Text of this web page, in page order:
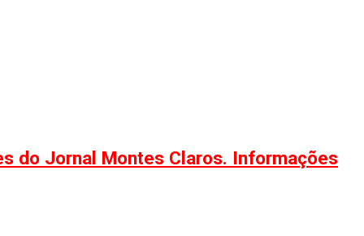
do Jornal Montes Claros. Informações